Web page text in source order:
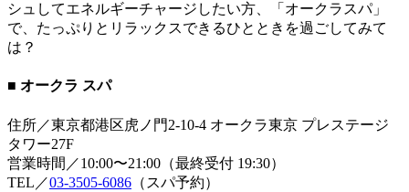
シュしてエネルギーチャージしたい方、「オークラスパ」
で、たっぷりとリラックスできるひとときを過ごしてみて
は？
■ オークラ スパ
住所／東京都港区虎ノ門2-10-4 オークラ東京 プレステージ
タワー27F
営業時間／10:00〜21:00（最終受付 19:30）
TEL／03-3505-6086 （スパ予約）